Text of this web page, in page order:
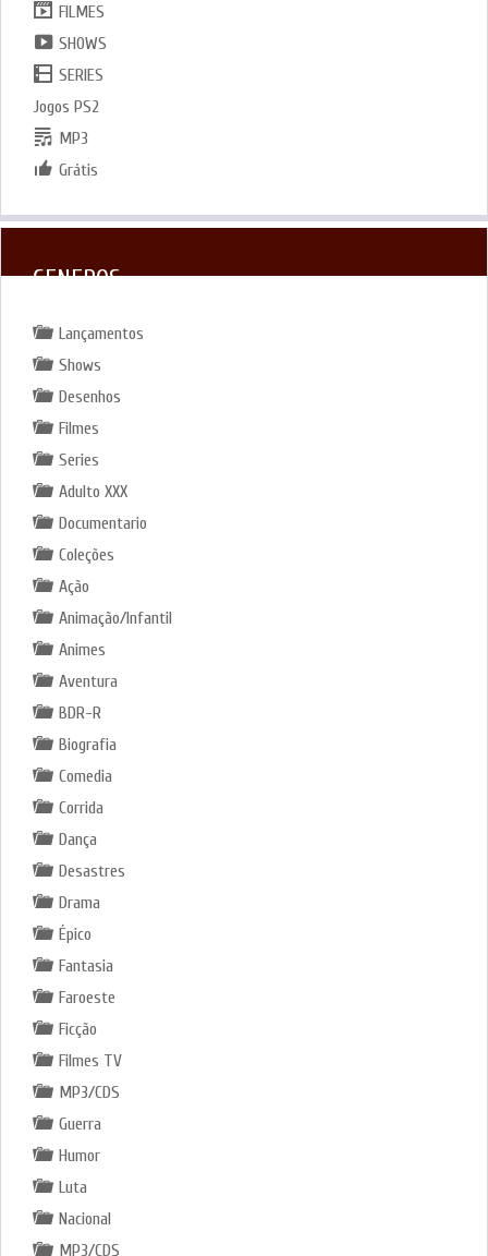
FILMES
SHOWS
SERIES
Jogos PS2
MP3
Grátis
GENEROS
Lançamentos
Shows
Desenhos
Filmes
Series
Adulto XXX
Documentario
Coleções
Ação
Animação/Infantil
Animes
Aventura
BDR-R
Biografia
Comedia
Corrida
Dança
Desastres
Drama
Épico
Fantasia
Faroeste
Ficção
Filmes TV
MP3/CDS
Guerra
Humor
Luta
Nacional
MP3/CDS